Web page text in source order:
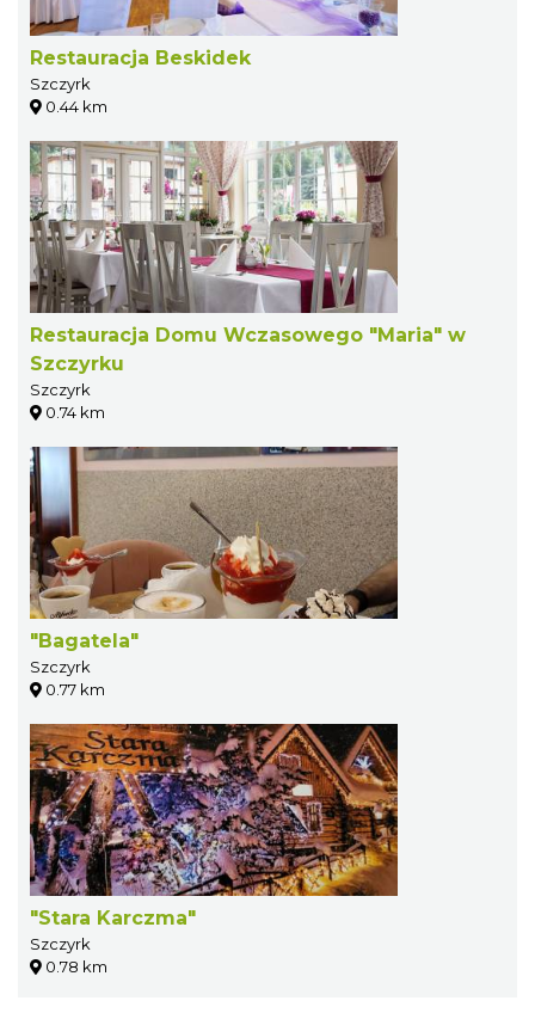
Restauracja Beskidek
Szczyrk
0.44 km
Restauracja Domu Wczasowego "Maria" w
Szczyrku
Szczyrk
0.74 km
"Bagatela"
Szczyrk
0.77 km
"Stara Karczma"
Szczyrk
0.78 km